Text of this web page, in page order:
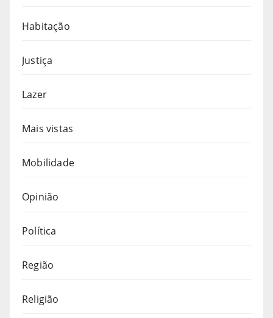
Habitação
Justiça
Lazer
Mais vistas
Mobilidade
Opinião
Política
Região
Religião